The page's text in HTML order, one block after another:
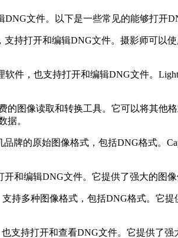
文件。以下是一些常见的能够打开
支持打开和编辑DNG文件。摄影师可以
软件，也支持打开和编辑DNG文件。
费的图像读取和转换工具。它可以将其
据。
品牌的原始图像格式，包括DNG格式。
开和编辑DNG文件。它提供了强大的图
支持多种图像格式，包括DNG格式。
也支持打开和查看DNG文件。它提供了